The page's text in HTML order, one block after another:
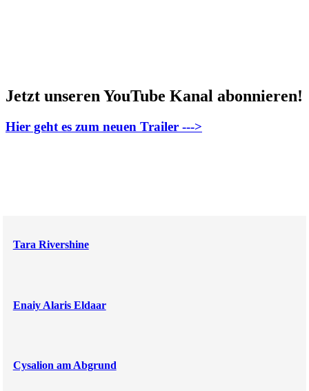
Jetzt unseren YouTube Kanal abonnieren!
Hier geht es zum neuen Trailer --->
Tara Rivershine
Enaiy Alaris Eldaar
Cysalion am Abgrund